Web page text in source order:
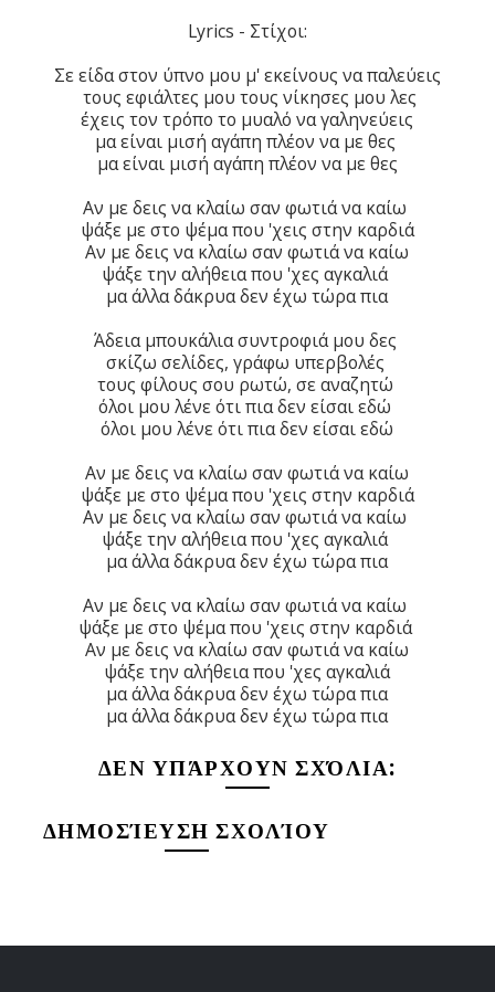
Lyrics - Στίχοι:
Σε είδα στον ύπνο μου μ' εκείνους να παλεύεις
τους εφιάλτες μου τους νίκησες μου λες
έχεις τον τρόπο το μυαλό να γαληνεύεις
μα είναι μισή αγάπη πλέον να με θες
μα είναι μισή αγάπη πλέον να με θες
Αν με δεις να κλαίω σαν φωτιά να καίω
ψάξε με στο ψέμα που 'χεις στην καρδιά
Αν με δεις να κλαίω σαν φωτιά να καίω
ψάξε την αλήθεια που 'χες αγκαλιά
μα άλλα δάκρυα δεν έχω τώρα πια
Άδεια μπουκάλια συντροφιά μου δες
σκίζω σελίδες, γράφω υπερβολές
τους φίλους σου ρωτώ, σε αναζητώ
όλοι μου λένε ότι πια δεν είσαι εδώ
όλοι μου λένε ότι πια δεν είσαι εδώ
Αν με δεις να κλαίω σαν φωτιά να καίω
ψάξε με στο ψέμα που 'χεις στην καρδιά
Αν με δεις να κλαίω σαν φωτιά να καίω
ψάξε την αλήθεια που 'χες αγκαλιά
μα άλλα δάκρυα δεν έχω τώρα πια
Αν με δεις να κλαίω σαν φωτιά να καίω
ψάξε με στο ψέμα που 'χεις στην καρδιά
Αν με δεις να κλαίω σαν φωτιά να καίω
ψάξε την αλήθεια που 'χες αγκαλιά
μα άλλα δάκρυα δεν έχω τώρα πια
μα άλλα δάκρυα δεν έχω τώρα πια
ΔΕΝ ΥΠΆΡΧΟΥΝ ΣΧΌΛΙΑ:
ΔΗΜΟΣΊΕΥΣΗ ΣΧΟΛΊΟΥ